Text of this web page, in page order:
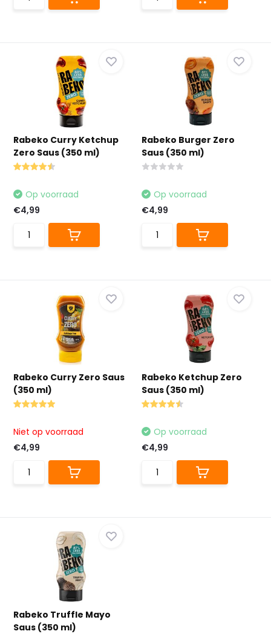
Rabeko Curry Ketchup
Zero Saus (350 ml)
Op voorraad
€4,99
Rabeko Burger Zero
Saus (350 ml)
Op voorraad
€4,99
Rabeko Curry Zero Saus
(350 ml)
Niet op voorraad
€4,99
Rabeko Ketchup Zero
Saus (350 ml)
Op voorraad
€4,99
Rabeko Truffle Mayo
Saus (350 ml)